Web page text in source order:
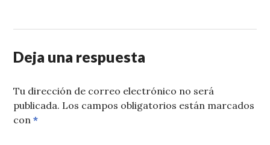
Deja una respuesta
Tu dirección de correo electrónico no será
publicada. Los campos obligatorios están marcados
con*